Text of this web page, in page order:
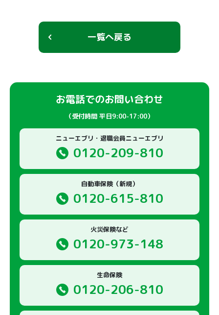
一覧へ戻る
お電話でのお問い合わせ
（受付時間 平日9:00-17:00）
ニューエブリ・退職会員ニューエブリ
0120-209-810
自動車保険（新規）
0120-615-810
火災保険など
0120-973-148
生命保険
0120-206-810